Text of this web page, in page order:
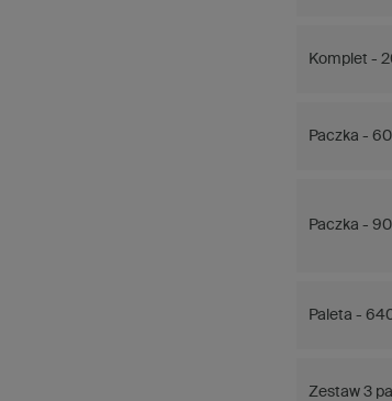
Komplet -
Paczka -
Paczka -
Paleta -
Zestaw 3